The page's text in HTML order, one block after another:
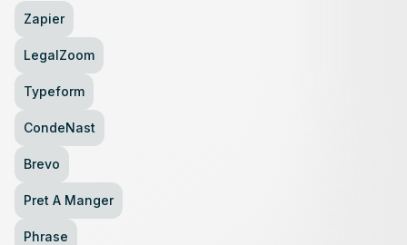
Zapier
LegalZoom
Typeform
CondeNast
Brevo
Pret A Manger
Phrase